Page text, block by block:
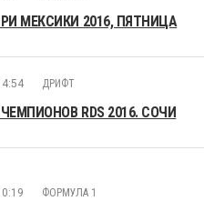
МЕКСИКИ 2016, ПЯТНИЦА
ДРИФТ
RDS 2016. СОЧИ
ФОРМУЛА 1